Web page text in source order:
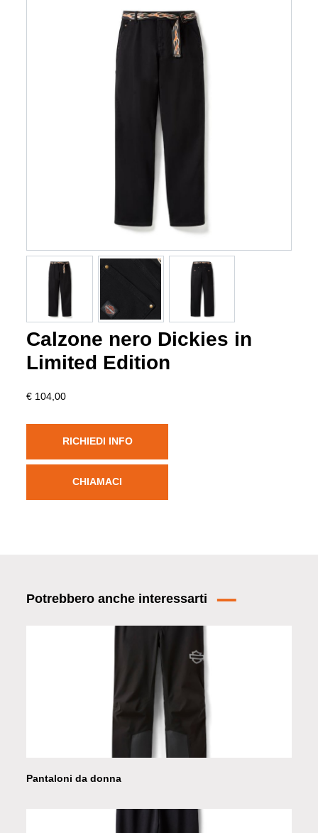
Calzone nero Dickies in
Limited Edition
€ 104,00
RICHIEDI INFO
CHIAMACI
Potrebbero anche interessarti
Pantaloni da donna